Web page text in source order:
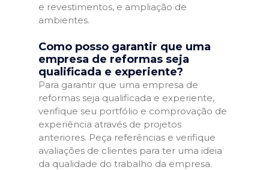
e revestimentos, e ampliação de
ambientes.
Como posso garantir que uma
empresa de reformas seja
qualificada e experiente?
Para garantir que uma empresa de
reformas seja qualificada e experiente,
verifique seu portfólio e comprovação de
experiência através de projetos
anteriores. Peça referências e verifique
avaliações de clientes para ter uma ideia
da qualidade do trabalho da empresa.